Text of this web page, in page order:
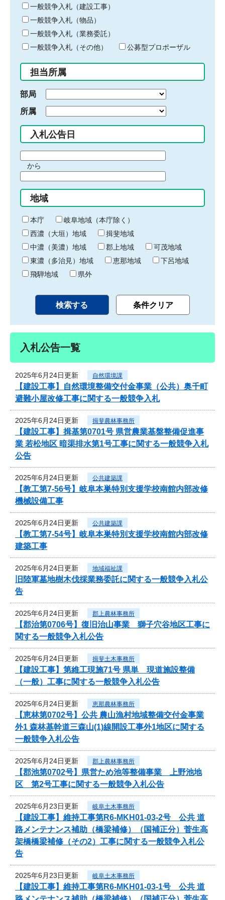
キ
ー
ワ
ー
ド
入
力
一般競争入札（建設工事）
一般競争入札（物品）
一般競争入札（業務委託）
一般競争入札（その他）
公募型プロポーザル
担当所属
部局
所属
入札公告日
間
始
り
から
間
終
わ
り
地域
本庁
岐阜地域（本庁除く）
西濃（大垣）地域
揖斐地域
中濃（美濃）地域
郡上地域
可茂地域
東濃（多治見）地域
恵那地域
下呂地域
飛騨地域
県外
入札公告一覧
2025年6月24日更新 自然環境課
【建設工事】自然環境整備交付金事業（公共）奥千町
避難小屋改修工事に関する一般競争入札
2025年6月24日更新 揖斐農林事務所
【建設工事】揖基第0701号 県営農業基盤整備促進事
業 若松地区 暗渠排水第1号工事に関する一般競争入札
公告
2025年6月24日更新 公共建築課
【教工第7-56号】岐阜本巣特別支援学校南館内部改修
機械設備工事
2025年6月24日更新 公共建築課
【教工第7-54号】岐阜本巣特別支援学校南館内部改修
建築工事
2025年6月24日更新 地域福祉課
旧陸軍墓地樹木伐採業務委託に関する一般競争入札公
告
2025年6月24日更新 郡上農林事務所
【郡治第0706号】復旧治山事業 獅子穴谷地区工事に
関する一般競争入札公告
2025年6月24日更新 揖斐土木事務所
【建設工事】第維工現施71号 県単 現道施設整備
（一般）工事に関する一般競争入札公告
2025年6月24日更新 恵那農林事務所
【恵林第0702号】公共 農山漁村地域整備交付金事業
外1 森林基幹道三森山(1)線開設工事外1地区に関する
一般競争入札公告
2025年6月24日更新 郡上農林事務所
【郡池第0702号】県営ため池等整備事業 上野池地
区 第2号工事に関する一般競争入札公告
2025年6月23日更新 岐阜土木事務所
【建設工事】維持工事第R6-MKH01-03-2号 公共 道
路メンテナンス補助（橋梁補修）（国補正分）菅生高
架橋橋梁補修（その2）工事に関する一般競争入札公
告
2025年6月23日更新 岐阜土木事務所
【建設工事】維持工事第R6-MKH01-03-1号 公共 道